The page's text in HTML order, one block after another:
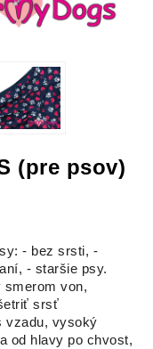
(pre psov)
- bez srsti, -
- staršie psy.
von,
srsť
vzadu, vysoký
od hlavy po chvost,